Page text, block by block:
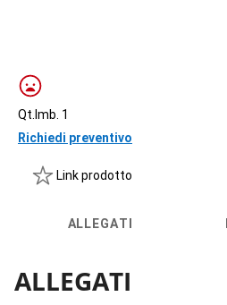
Qt.Imb. 1
Richiedi preventivo
Link prodotto
ALLEGATI
ALLEGATI